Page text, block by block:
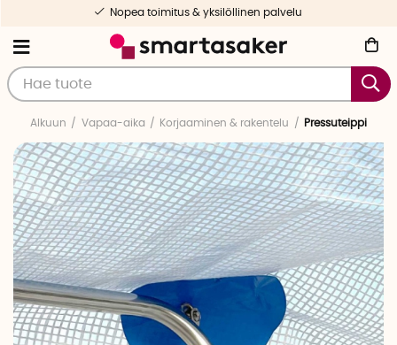
Nopea toimitus & yksilöllinen palvelu
Alkuun Vapaa-aika Korjaaminen & rakentelu Pressuteippi